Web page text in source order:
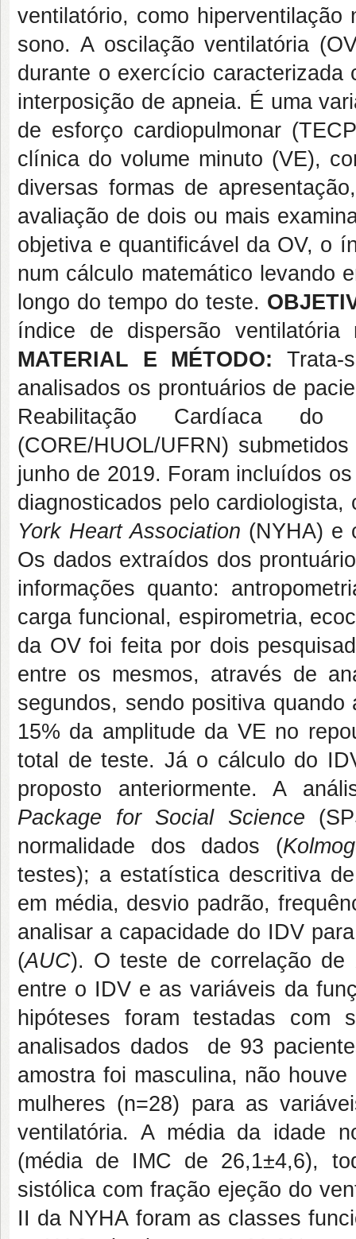
ventilatório, como
sono. A oscilação ventilatória
durante o exercício caracterizada
interposição de apneia. É uma
de esforço cardiopulmonar
clínica do volume minuto (VE),
diversas formas de
avaliação de dois ou mais
objetiva e quantificável da OV, o
num cálculo matemático levando
longo do tempo do teste.
índice de dispersão
MATERIAL E MÉTODO: Trata-
analisados os prontuários de
Reabilitação Cardíaca do
(CORE/HUOL/UFRN)
junho de 2019. Foram incluídos
diagnosticados pelo
York Heart Association (NYHA) e
Os dados extraídos dos
informações quanto:
carga funcional, espirometria,
da OV foi feita por dois
entre os mesmos, através de
segundos, sendo positiva
15% da amplitude da VE no
total de teste. Já o cálculo do
proposto anteriormente. A
Package for Social Science
normalidade dos dados (
testes); a estatística descritiva
em média, desvio padrão,
analisar a capacidade do IDV
(AUC). O teste de correlação de
entre o IDV e as variáveis da
hipóteses foram testadas com
analisados dados de 93
amostra foi masculina, não
mulheres (n=28) para as
ventilatória. A média da idade
(média de IMC de 26,1±4,6),
sistólica com fração ejeção do
II da NYHA foram as classes